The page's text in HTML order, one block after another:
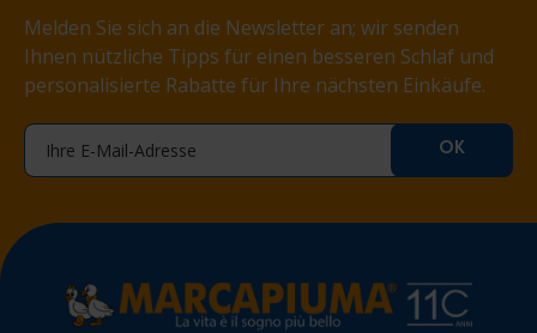
Melden Sie sich an die Newsletter an; wir senden
Ihnen nützliche Tipps für einen besseren Schlaf und
personalisierte Rabatte für Ihre nächsten Einkäufe.